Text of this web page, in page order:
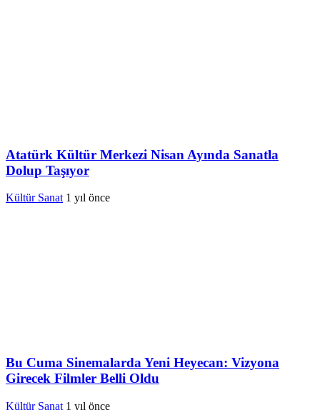
Atatürk Kültür Merkezi Nisan Ayında Sanatla
Dolup Taşıyor
Kültür Sanat 1 yıl önce
Bu Cuma Sinemalarda Yeni Heyecan: Vizyona
Girecek Filmler Belli Oldu
Kültür Sanat 1 yıl önce